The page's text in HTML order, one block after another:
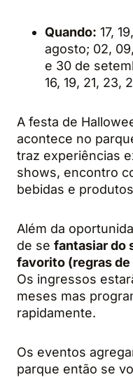
Quando: 17,
agosto; 02, 09,
e 30 de
16, 19, 21, 23,
A festa de
acontece no
traz experiências
shows, encontro
bebidas e
Além da
de se fantasiar do
favorito (regras
Os ingressos
meses mas
rapidamente.
Os eventos
parque então se